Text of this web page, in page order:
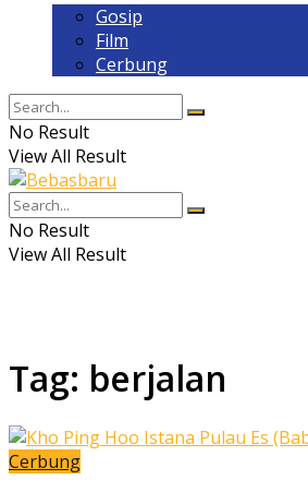
Gosip
Film
Cerbung
No Result
View All Result
No Result
View All Result
Tag: berjalan
Cerbung